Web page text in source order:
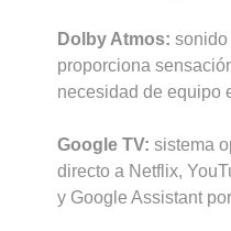
Dolby Atmos: sonido
proporciona
necesidad de equipo
Google TV: sistema
directo a Netflix,
y Google Assistant